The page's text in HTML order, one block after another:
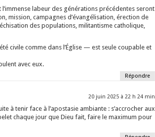
labeur des générations précédentes seront
mission, campagnes d’évangélisation, érection de
des populations, militantisme catholique,
civile comme dans l’Église — est seule coupable et
avec eux.
Répondre
20 juin 2025 à 22 h 24 min
à tenir face à l’apostasie ambiante : s’accrocher aux
chaque jour que Dieu fait, faire le maximum pour